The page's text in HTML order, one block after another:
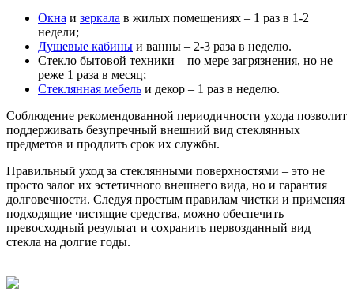
Окна и зеркала в жилых помещениях – 1 раз в 1-2
недели;
Душевые кабины и ванны – 2-3 раза в неделю.
Стекло бытовой техники – по мере загрязнения, но не
реже 1 раза в месяц;
Стеклянная мебель и декор – 1 раз в неделю.
Соблюдение рекомендованной периодичности ухода позволит
поддерживать безупречный внешний вид стеклянных
предметов и продлить срок их службы.
Правильный уход за стеклянными поверхностями – это не
просто залог их эстетичного внешнего вида, но и гарантия
долговечности. Следуя простым правилам чистки и применяя
подходящие чистящие средства, можно обеспечить
превосходный результат и сохранить первозданный вид
стекла на долгие годы.